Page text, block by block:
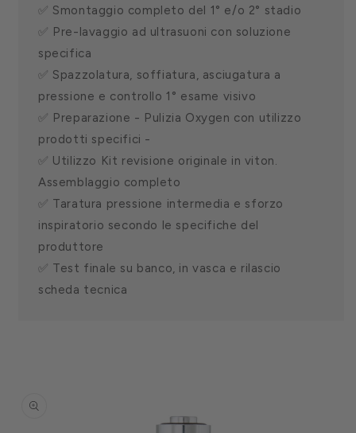
✅ Smontaggio completo del 1° e/o 2° stadio
✅ Pre-lavaggio ad ultrasuoni con soluzione
specifica
✅ Spazzolatura, soffiatura, asciugatura a
pressione e controllo 1° esame visivo
✅ Preparazione - Pulizia Oxygen con utilizzo
prodotti specifici -
✅ Utilizzo Kit revisione originale in viton.
Assemblaggio completo
✅ Taratura pressione intermedia e sforzo
inspiratorio secondo le specifiche del
produttore
✅ Test finale su banco, in vasca e rilascio
scheda tecnica